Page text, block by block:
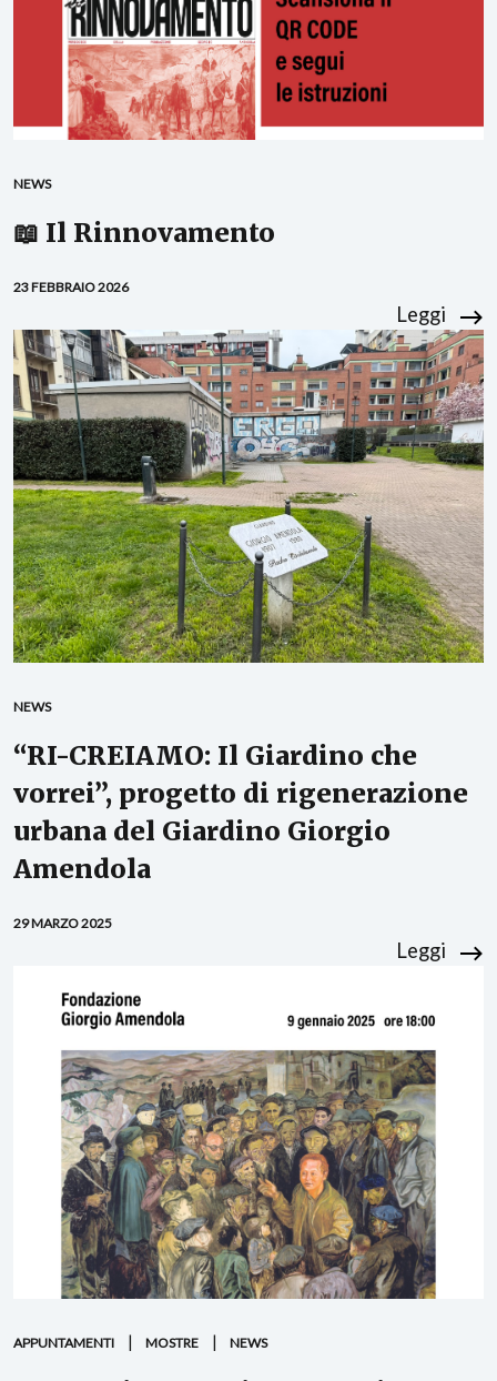
NEWS
📖 Il Rinnovamento
23 FEBBRAIO 2026
Leggi
NEWS
“RI-CREIAMO: Il Giardino che
vorrei”, progetto di rigenerazione
urbana del Giardino Giorgio
Amendola
29 MARZO 2025
Leggi
APPUNTAMENTI MOSTRE NEWS